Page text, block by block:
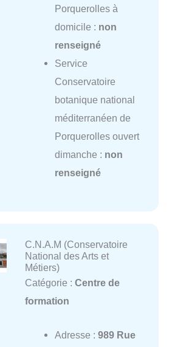
Porquerolles à
domicile : non
renseigné
Service
Conservatoire
botanique national
méditerranéen de
Porquerolles ouvert
dimanche : non
renseigné
C.N.A.M (Conservatoire
National des Arts et
Métiers)
Catégorie : Centre de
formation
Adresse : 989 Rue